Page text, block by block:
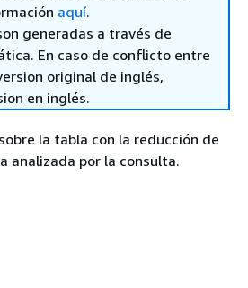
aquí.
generadas a través de
En caso de conflicto entre
original de inglés,
en inglés.
la tabla con la reducción de
analizada por la consulta.